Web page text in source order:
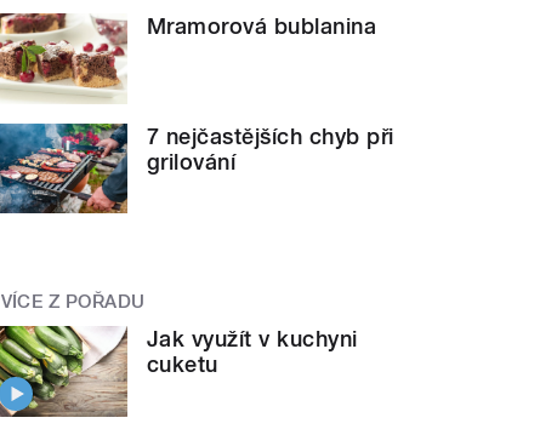
Mramorová bublanina
7 nejčastějších chyb při
grilování
VÍCE Z POŘADU
Jak využít v kuchyni
cuketu